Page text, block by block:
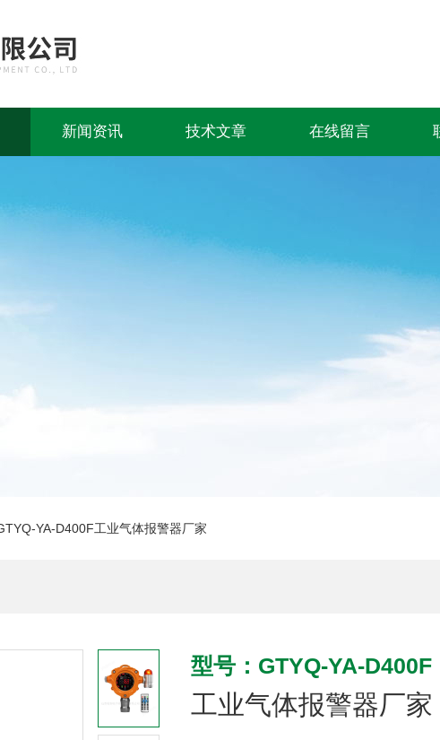
新闻资讯 技术文章 在线留言
YA-D400F工业气体报警器厂家
型号：GTYQ-YA-D400F
工业气体报警器厂家